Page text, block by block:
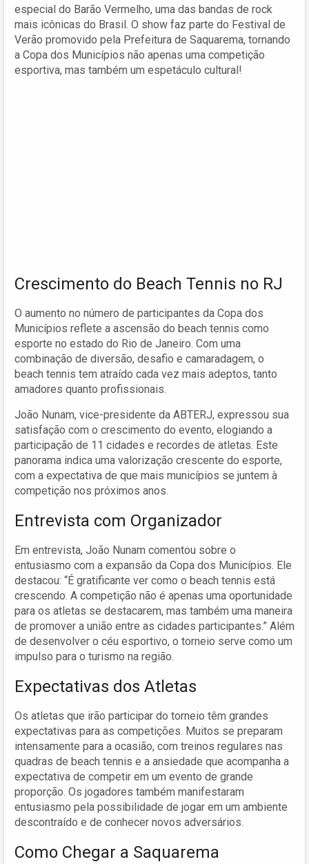
especial do Barão Vermelho, uma das bandas de rock
mais icônicas do Brasil. O show faz parte do Festival de
Verão promovido pela Prefeitura de Saquarema, tornando
a Copa dos Municípios não apenas uma competição
esportiva, mas também um espetáculo cultural!
Crescimento do Beach Tennis no RJ
O aumento no número de participantes da Copa dos
Municípios reflete a ascensão do beach tennis como
esporte no estado do Rio de Janeiro. Com uma
combinação de diversão, desafio e camaradagem, o
beach tennis tem atraído cada vez mais adeptos, tanto
amadores quanto profissionais.
João Nunam, vice-presidente da ABTERJ, expressou sua
satisfação com o crescimento do evento, elogiando a
participação de 11 cidades e recordes de atletas. Este
panorama indica uma valorização crescente do esporte,
com a expectativa de que mais municípios se juntem à
competição nos próximos anos.
Entrevista com Organizador
Em entrevista, João Nunam comentou sobre o
entusiasmo com a expansão da Copa dos Municípios. Ele
destacou: “É gratificante ver como o beach tennis está
crescendo. A competição não é apenas uma oportunidade
para os atletas se destacarem, mas também uma maneira
de promover a união entre as cidades participantes.” Além
de desenvolver o céu esportivo, o torneio serve como um
impulso para o turismo na região.
Expectativas dos Atletas
Os atletas que irão participar do torneio têm grandes
expectativas para as competições. Muitos se preparam
intensamente para a ocasião, com treinos regulares nas
quadras de beach tennis e a ansiedade que acompanha a
expectativa de competir em um evento de grande
proporção. Os jogadores também manifestaram
entusiasmo pela possibilidade de jogar em um ambiente
descontraído e de conhecer novos adversários.
Como Chegar a Saquarema